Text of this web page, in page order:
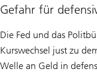
Gefahr für
Die Fed und das
Kurswechsel just zu
Welle an Geld in